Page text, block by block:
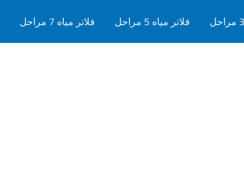
فلاتر مياه 5 مراحل فلاتر مياه 7 مراحل